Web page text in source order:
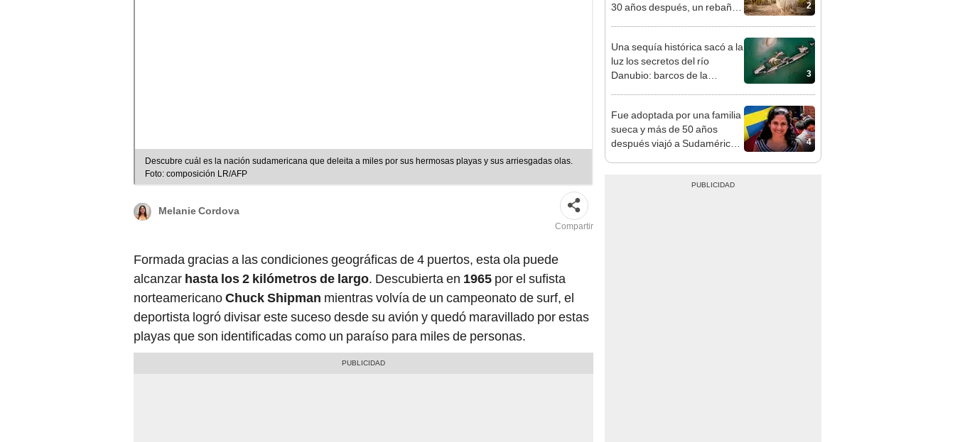
Descubre cuál es la nación sudamericana que deleita a miles por sus hermosas playas y sus arriesgadas olas.
Foto: composición LR/AFP
Melanie Cordova
Compartir
Formada gracias a las condiciones geográficas de 4 puertos, esta ola puede
alcanzar hasta los 2 kilómetros de largo. Descubierta en 1965 por el sufista
norteamericanoChuck Shipman mientras volvía de un campeonato de surf, el
deportista logró divisar este suceso desde su avión y quedó maravillado por estas
playas que son identificadas como un paraíso para miles de personas.
2
30 años después, un rebaño
3
Una sequía histórica sacó a la
luz los secretos del río
Danubio: barcos de la
4
Fue adoptada por una familia
sueca y más de 50 años
después viajó a Sudamérica